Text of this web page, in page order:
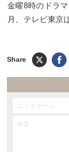
金曜8時のドラ
月、テレビ東京